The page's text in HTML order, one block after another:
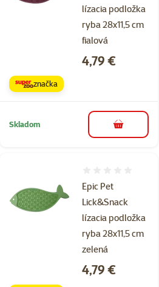
lízacia podložka
ryba 28x11,5 cm
fialová
Cena
4,79 €
značka
Skladom do košíka
Epic Pet
Lick&Snack
lízacia podložka
ryba 28x11,5 cm
zelená
Cena
4,79 €